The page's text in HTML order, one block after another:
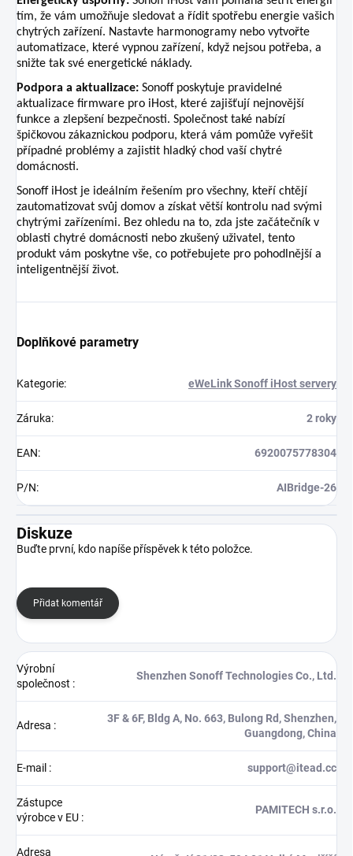
tím, že vám umožňuje sledovat a řídit spotřebu energie vašich
chytrých zařízení. Nastavte harmonogramy nebo vytvořte
automatizace, které vypnou zařízení, když nejsou potřeba, a
snižte tak své energetické náklady.
Podpora a aktualizace: Sonoff poskytuje pravidelné
aktualizace firmware pro iHost, které zajišťují nejnovější
funkce a zlepšení bezpečnosti. Společnost také nabízí
špičkovou zákaznickou podporu, která vám pomůže vyřešit
případné problémy a zajistit hladký chod vaší chytré
domácnosti.
Sonoff iHost je ideálním řešením pro všechny, kteří chtějí
zautomatizovat svůj domov a získat větší kontrolu nad svými
chytrými zařízeními. Bez ohledu na to, zda jste začátečník v
oblasti chytré domácnosti nebo zkušený uživatel, tento
produkt vám poskytne vše, co potřebujete pro pohodlnější a
inteligentnější život.
Doplňkové parametry
Kategorie: eWeLink Sonoff iHost servery
Záruka: 2 roky
EAN: 6920075778304
P/N: AIBridge-26
Diskuze
Buďte první, kdo napíše příspěvek k této položce.
Přidat komentář
Výrobní
společnost :
Shenzhen Sonoff Technologies Co., Ltd.
Adresa :
3F & 6F, Bldg A, No. 663, Bulong Rd, Shenzhen,
Guangdong, China
E-mail : support@itead.cc
Zástupce
výrobce v EU :
PAMITECH s.r.o.
Adresa